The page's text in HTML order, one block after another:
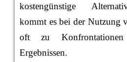
kostengünstige
kommt es bei der Nutzung
oft zu
Ergebnissen.